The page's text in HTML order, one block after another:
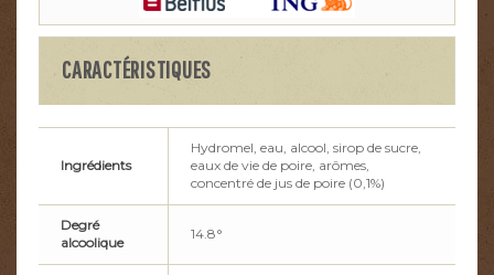
CARACTÉRISTIQUES
Ingrédients
Hydromel, eau, alcool, sirop de sucre,
eaux de vie de poire, arômes,
concentré de jus de poire (0,1%)
Degré
alcoolique
14.8°